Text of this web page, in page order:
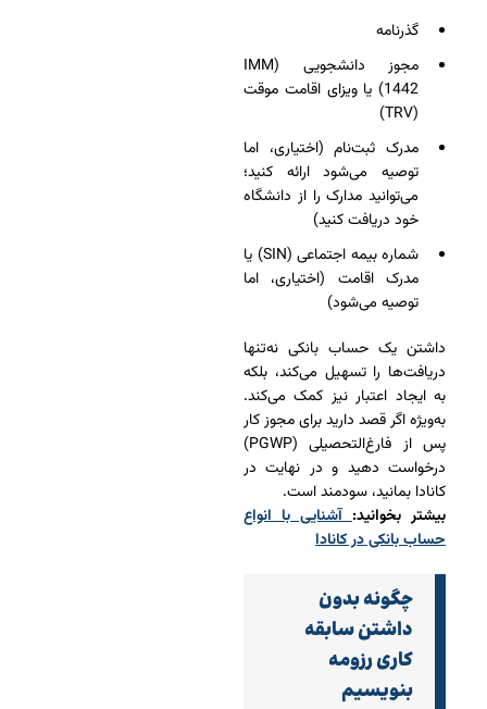
گذرنامه
مجوز دانشجویی (IMM
1442) یا ویزای اقامت موقت
(TRV)
مدرک ثبت‌نام (اختیاری، اما
توصیه می‌شود ارائه کنید؛
می‌توانید مدارک را از دانشگاه
خود دریافت کنید)
شماره بیمه اجتماعی (SIN) یا
مدرک اقامت (اختیاری، اما
توصیه می‌شود)
داشتن یک حساب بانکی نه‌تنها
دریافت‌ها را تسهیل می‌کند، بلکه
به ایجاد اعتبار نیز کمک می‌کند.
به‌ویژه اگر قصد دارید برای مجوز کار
پس از فارغ‌التحصیلی (PGWP)
درخواست دهید و در نهایت در
کانادا بمانید، سودمند است.
بیشتر بخوانید:آشنایی با انواع
حساب بانکی در کانادا
چگونه بدون
داشتن سابقه
کاری رزومه
بنویسیم